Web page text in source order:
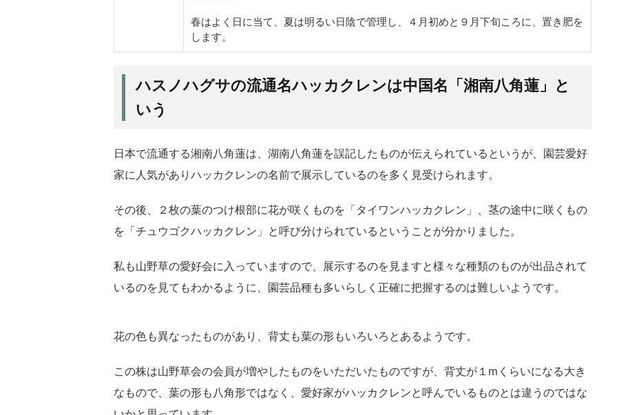
春はよく日に当て、夏は明るい日陰で管理し、４月初めと９月下旬ころに、置き肥を
します。
ハスノハグサの流通名ハッカクレンは中国名「湘南八角蓮」と
いう
日本で流通する湘南八角蓮は、湖南八角蓮を誤記したものが伝えられているというが、園芸愛好
家に人気がありハッカクレンの名前で展示しているのを多く見受けられます。
その後、２枚の葉のつけ根部に花が咲くものを「タイワンハッカクレン」、茎の途中に咲くもの
を「チュウゴクハッカクレン」と呼び分けられているということが分かりました。
私も山野草の愛好会に入っていますので、展示するのを見ますと様々な種類のものが出品されて
いるのを見てもわかるように、園芸品種も多いらしく正確に把握するのは難しいようです。
花の色も異なったものがあり、背丈も葉の形もいろいろとあるようです。
この株は山野草会の会員が増やしたものをいただいたものですが、背丈が１mくらいになる大き
なもので、葉の形も八角形ではなく、愛好家がハッカクレンと呼んでいるものとは違うのではな